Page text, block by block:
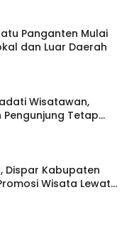
Panganten Mulai
dan Luar Daerah
Wisatawan,
Tetap
Dispar Kabupaten
Wisata Lewat